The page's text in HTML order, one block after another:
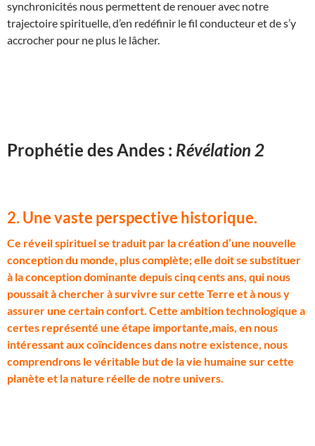
synchronicités nous permettent de renouer avec notre
trajectoire spirituelle, d’en redéfinir le fil conducteur et de s’y
accrocher pour ne plus le lâcher.
Prophétie des Andes : Révélation 2
2. Une vaste perspective historique.
Ce réveil spirituel se traduit par la création d’une nouvelle
conception du monde, plus complète; elle doit se substituer
à la conception dominante depuis cinq cents ans, qui nous
poussait à chercher à survivre sur cette Terre et à nous y
assurer une certain confort. Cette ambition technologique a
certes représenté une étape importante,mais, en nous
intéressant aux coïncidences dans notre existence, nous
comprendrons le véritable but de la vie humaine sur cette
planète et la nature réelle de notre univers.